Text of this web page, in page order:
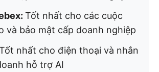
Tốt nhất cho các cuộc
và bảo mật cấp doanh nghiệp
nhất cho điện thoại và nhắn
hỗ trợ AI